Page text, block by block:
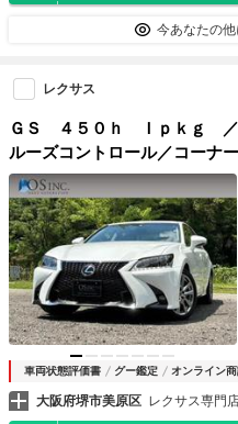
今あなたの他
レクサス
ＧＳ ４５０ｈ Ｉｐｋｇ ／
ルーズコントロール／コーナ
アコン／パワーシート／シー
ｏｔｈ／バックカメラ／プッ
車両状態評価書 グー鑑定 オンライン
大阪府堺市美原区 レクサス専門